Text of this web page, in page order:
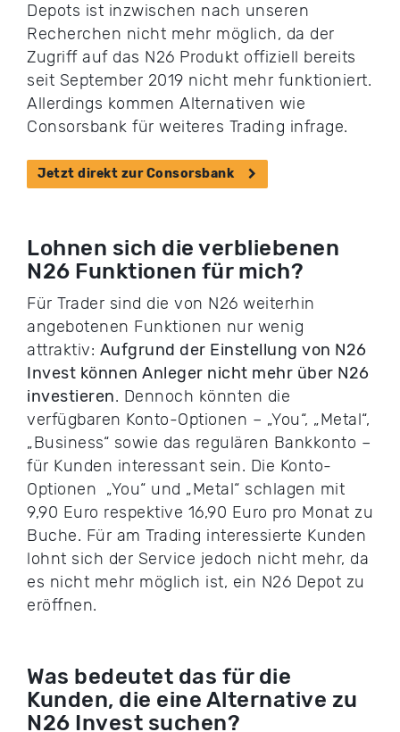
Depots ist inzwischen nach unseren
Recherchen nicht mehr möglich, da der
Zugriff auf das N26 Produkt offiziell bereits
seit September 2019 nicht mehr funktioniert.
Allerdings kommen Alternativen wie
Consorsbank für weiteres Trading infrage.
Jetzt direkt zur Consorsbank
Lohnen sich die verbliebenen
N26 Funktionen für mich?
Für Trader sind die von N26 weiterhin
angebotenen Funktionen nur wenig
attraktiv: Aufgrund der Einstellung von N26
Invest können Anleger nicht mehr über N26
investieren. Dennoch könnten die
verfügbaren Konto-Optionen – „You“, „Metal“,
„Business“ sowie das regulären Bankkonto –
für Kunden interessant sein. Die Konto-
Optionen „You“ und „Metal“ schlagen mit
9,90 Euro respektive 16,90 Euro pro Monat zu
Buche. Für am Trading interessierte Kunden
lohnt sich der Service jedoch nicht mehr, da
es nicht mehr möglich ist, ein N26 Depot zu
eröffnen.
Was bedeutet das für die
Kunden, die eine Alternative zu
N26 Invest suchen?